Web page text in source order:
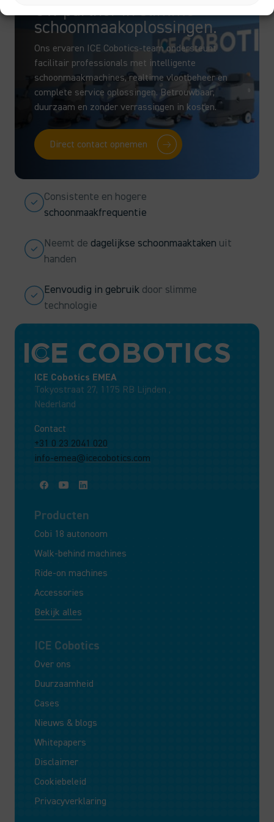
Uw partner in slimme
schoonmaakoplossingen.
Ons ervaren ICE Cobotics-team ondersteunt
facilitair professionals met intelligente
schoonmaakmachines, realtime vlootbeheer en
complete service oplossingen. Betrouwbaar,
duurzaam en zonder verrassingen in kosten.
Direct contact opnemen
Consistente en hogere
schoonmaakfrequentie
Neemt de dagelijkse schoonmaaktaken uit
handen
Eenvoudig in gebruik door slimme
technologie
ICE Cobotics EMEA
Tokyostraat 27, 1175 RB Lijnden ,
Nederland
Contact
+31 0 23 2041 020
info-emea@icecobotics.com
Producten
Cobi 18 autonoom
Walk-behind machines
Ride-on machines
Accessories
Bekijk alles
ICE Cobotics
Over ons
Duurzaamheid
Cases
Nieuws & blogs
Whitepapers
Disclaimer
Cookiebeleid
Privacyverklaring